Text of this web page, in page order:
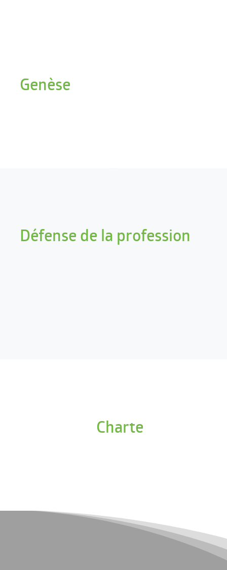
Genèse
Défense de la profession
Charte